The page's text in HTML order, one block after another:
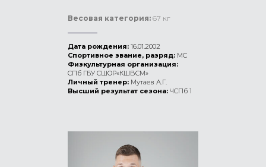
Весовая категория: 67 кг
Дата рождения: 16.01.2002
Спортивное звание, разряд: МС
Физкультурная организация:
СПб ГБУ СШОР«КШВСМ»
Личный тренер: Мутаев А.Г.
Высший результат сезона: ЧСПб 1